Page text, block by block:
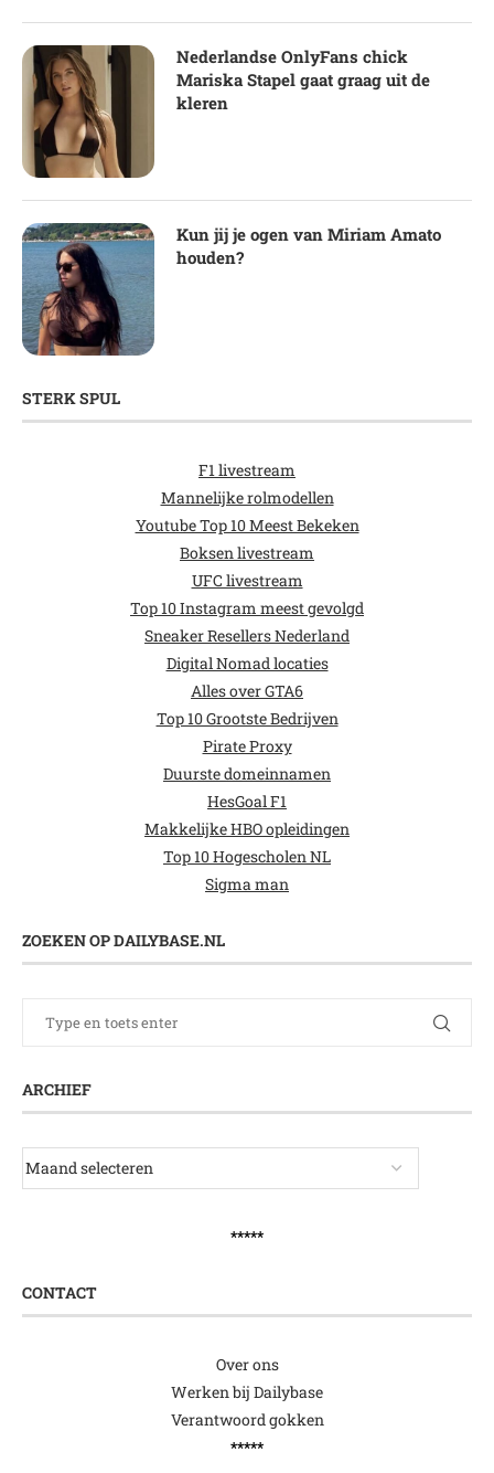
Nederlandse OnlyFans chick
Mariska Stapel gaat graag uit de
kleren
Kun jij je ogen van Miriam Amato
houden?
STERK SPUL
F1 livestream
Mannelijke rolmodellen
Youtube Top 10 Meest Bekeken
Boksen livestream
UFC livestream
Top 10 Instagram meest gevolgd
Sneaker Resellers Nederland
Digital Nomad locaties
Alles over GTA6
Top 10 Grootste Bedrijven
Pirate Proxy
Duurste domeinnamen
HesGoal F1
Makkelijke HBO opleidingen
Top 10 Hogescholen NL
Sigma man
ZOEKEN OP DAILYBASE.NL
ARCHIEF
*****
CONTACT
Over ons
Werken bij Dailybase
Verantwoord gokken
*****